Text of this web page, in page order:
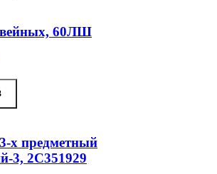
60ЛШ
х предметный
3, 2С351929